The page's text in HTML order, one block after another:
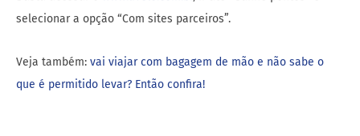
selecionar a opção “Com sites parceiros”.
Veja também: vai viajar com bagagem de mão e não sabe o
que é permitido levar? Então confira!